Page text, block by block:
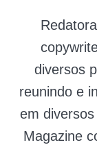
diversos
reunindo e
em
Magazine